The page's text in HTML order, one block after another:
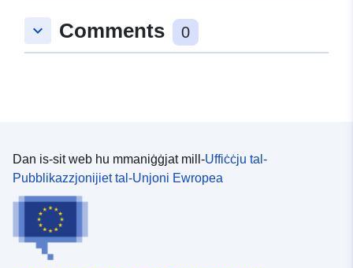
keyboard_arrow_down Comments 0
Dan is-sit web hu mmaniġġjat mill-Uffiċċju tal-
Pubblikazzjonijiet tal-Unjoni Ewropea